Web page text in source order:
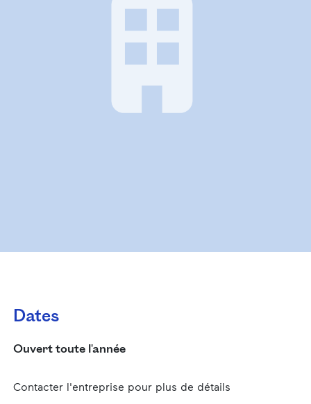
Dates
Ouvert toute l'année
Contacter l'entreprise pour plus de détails